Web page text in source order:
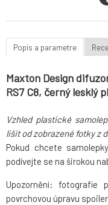
Popis a parametre
Maxton Design
RS7 C8, černý lesklý
Vzhled plastické
lišit od zobrazené fotky z
Pokud chcete
podívejte se na širokou
Upozornění: fotografie
povrchovou úpravu